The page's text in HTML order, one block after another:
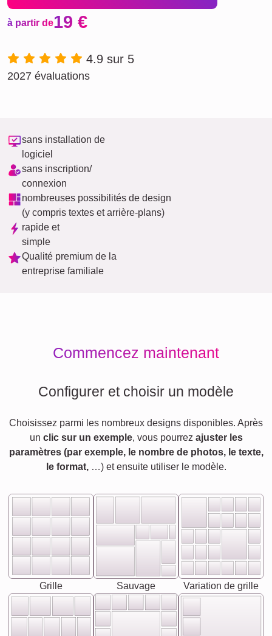
à partir de19 €
4.9 sur 5
2027 évaluations
sans installation de
logiciel
sans inscription/
connexion
nombreuses possibilités de design
(y compris textes et arrière-plans)
rapide et
simple
Qualité premium de la
entreprise familiale
Commencez maintenant
Configurer et choisir un modèle
Choisissez parmi les nombreux designs disponibles. Après
un clic sur un exemple, vous pourrez ajuster les
paramètres (par exemple, le nombre de photos, le texte,
le format,…) et ensuite utiliser le modèle.
Grille Sauvage Variation de grille